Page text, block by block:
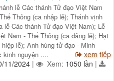
lễ Các thánh Tử đạo Việt Nam
Thông (ca nhập lễ); Thánh vịnh
lễ Các thánh Tử đạo Việt Nam); Lễ
Nam - Thế Thông (ca dâng lễ); Hạt
lễ); Anh hùng tử đạo - Minh
kinh nguyện ....
xem tiếp
11/2024 | Xem: 1050 lần |